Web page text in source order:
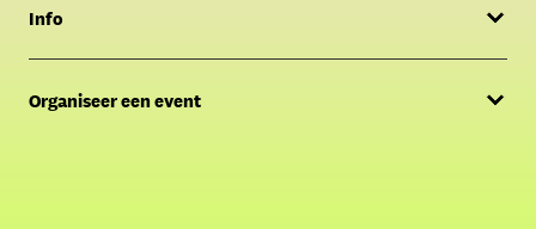
Info
FAQ
Organiseer een event